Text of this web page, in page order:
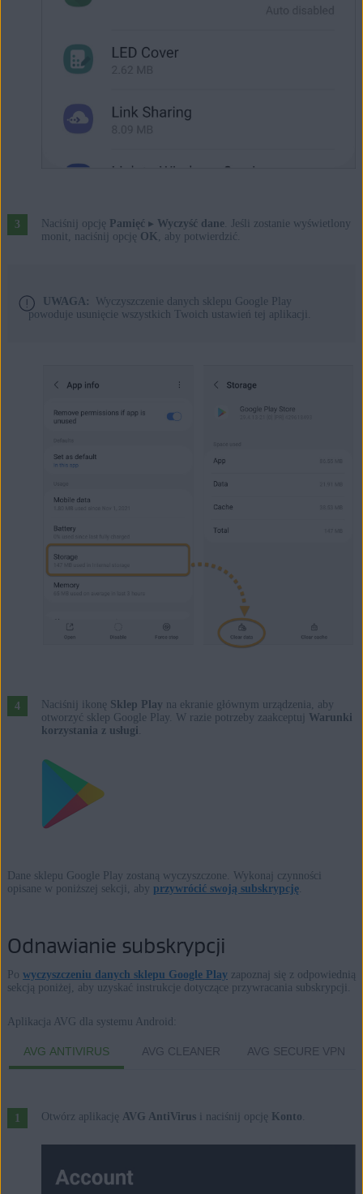
Naciśnij opcję Pamięć ▸ Wyczyść dane. Jeśli zostanie wyświetlony
monit, naciśnij opcję OK, aby potwierdzić.
UWAGA:
Wyczyszczenie danych sklepu Google Play
powoduje usunięcie wszystkich Twoich ustawień tej aplikacji.
Naciśnij ikonę Sklep Play na ekranie głównym urządzenia, aby
otworzyć sklep Google Play. W razie potrzeby zaakceptuj Warunki
korzystania z usługi.
Dane sklepu Google Play zostaną wyczyszczone. Wykonaj czynności
opisane w poniższej sekcji, aby przywrócić swoją subskrypcję.
Odnawianie subskrypcji
Po wyczyszczeniu danych sklepu Google Playzapoznaj się z odpowiednią
sekcją poniżej, aby uzyskać instrukcje dotyczące przywracania subskrypcji.
Aplikacja AVG dla systemu Android:
AVG ANTIVIRUS AVG CLEANER AVG SECURE VPN
Otwórz aplikację AVG AntiVirusi naciśnij opcję Konto.